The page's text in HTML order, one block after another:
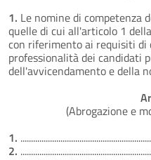
1. Le nomine di competenza
quelle di cui all'articolo 1
con riferimento ai requisiti di
professionalità dei candidati
dell'avvicendamento e della
(Abrogazione e
1.
2.